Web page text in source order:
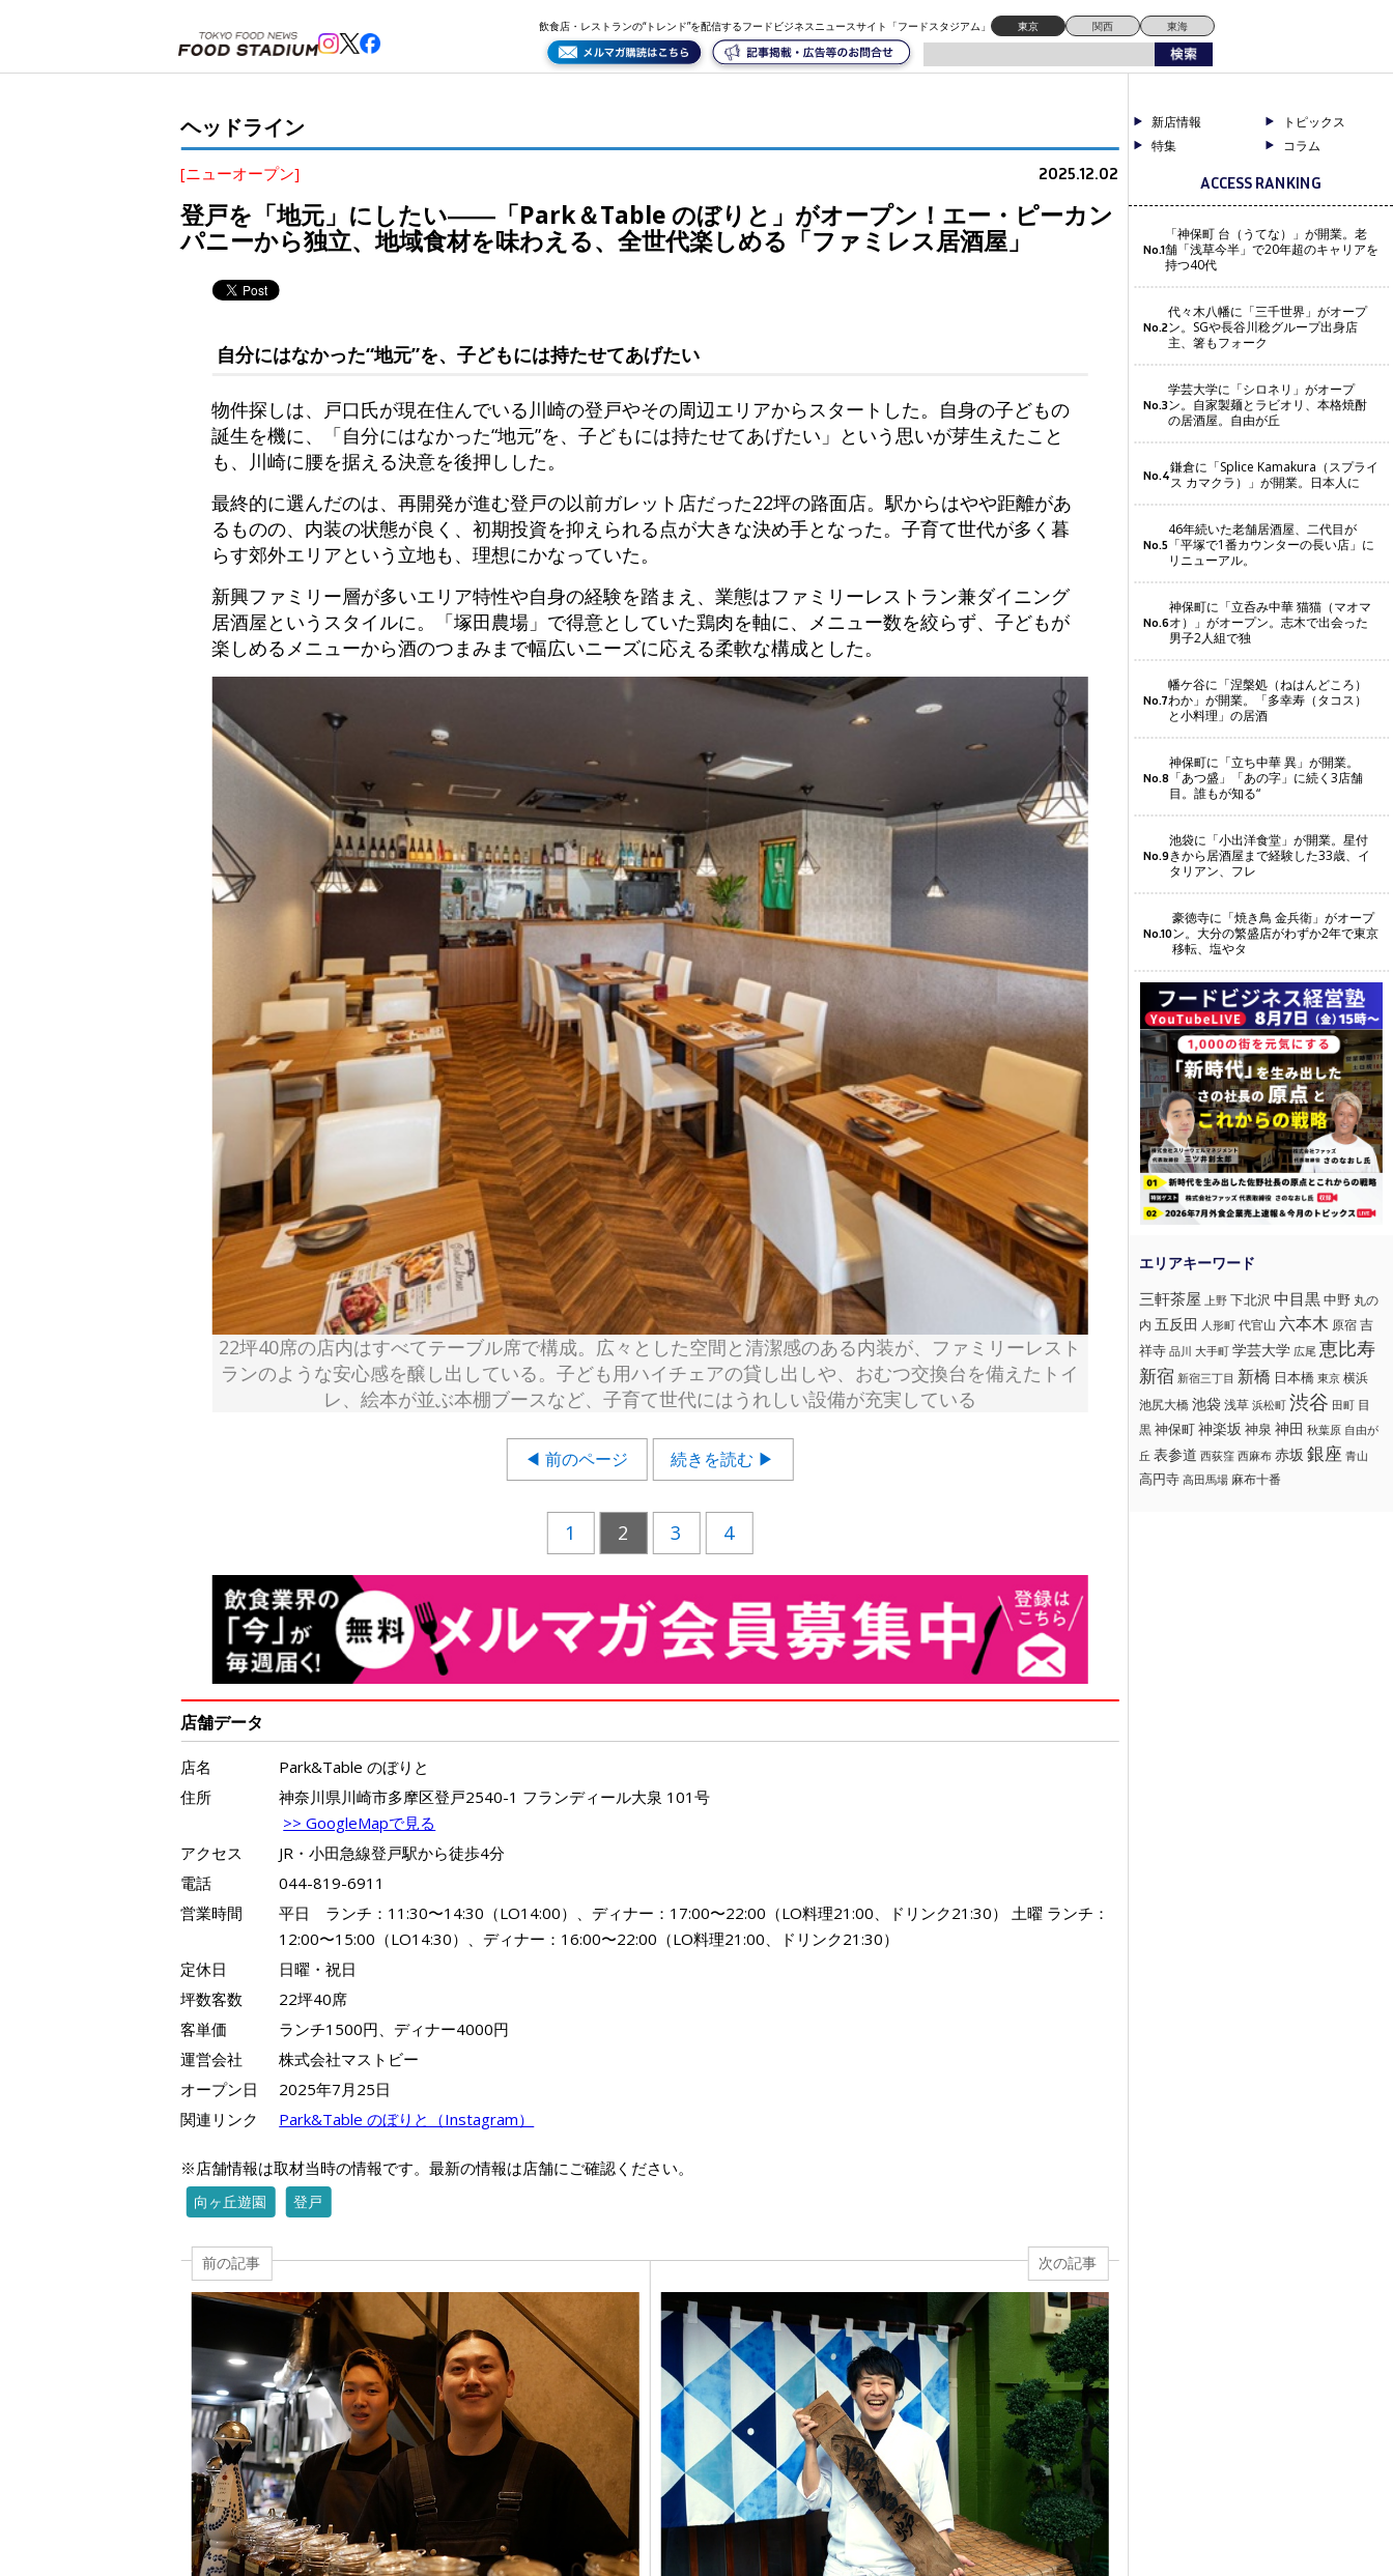
飲食店・レストランの“トレンド”を配信するフードビジネスニュースサイト「フードスタジアム」 東京 関西 東海
ヘッドライン
[ニューオープン] 2025.12.02
登戸を「地元」にしたい――「Park＆Table のぼりと」がオープン！エー・ピーカン
パニーから独立、地域食材を味わえる、全世代楽しめる「ファミレス居酒屋」
自分にはなかった“地元”を、子どもには持たせてあげたい
物件探しは、戸口氏が現在住んでいる川崎の登戸やその周辺エリアからスタートした。自身の子どもの
誕生を機に、「自分にはなかった“地元”を、子どもには持たせてあげたい」という思いが芽生えたこと
も、川崎に腰を据える決意を後押しした。
最終的に選んだのは、再開発が進む登戸の以前ガレット店だった22坪の路面店。駅からはやや距離があ
るものの、内装の状態が良く、初期投資を抑えられる点が大きな決め手となった。子育て世代が多く暮
らす郊外エリアという立地も、理想にかなっていた。
新興ファミリー層が多いエリア特性や自身の経験を踏まえ、業態はファミリーレストラン兼ダイニング
居酒屋というスタイルに。「塚田農場」で得意としていた鶏肉を軸に、メニュー数を絞らず、子どもが
楽しめるメニューから酒のつまみまで幅広いニーズに応える柔軟な構成とした。
22坪40席の店内はすべてテーブル席で構成。広々とした空間と清潔感のある内装が、ファミリーレスト
ランのような安心感を醸し出している。子ども用ハイチェアの貸し出しや、おむつ交換台を備えたトイ
レ、絵本が並ぶ本棚ブースなど、子育て世代にはうれしい設備が充実している
◀ 前のページ 続きを読む ▶
1 2 3 4
店舗データ
店名
Park&Table のぼりと
住所
神奈川県川崎市多摩区登戸2540-1 フランディール大泉 101号
>> GoogleMapで見る
アクセス
JR・小田急線登戸駅から徒歩4分
電話
044-819-6911
営業時間
平日 ランチ：11:30〜14:30（LO14:00）、ディナー：17:00〜22:00（LO料理21:00、ドリンク21:30） 土曜 ランチ：
12:00〜15:00（LO14:30）、ディナー：16:00〜22:00（LO料理21:00、ドリンク21:30）
定休日
日曜・祝日
坪数客数
22坪40席
客単価
ランチ1500円、ディナー4000円
運営会社
株式会社マストビー
オープン日
2025年7月25日
関連リンク
Park&Table のぼりと（Instagram）
※店舗情報は取材当時の情報です。最新の情報は店舗にご確認ください。
向ヶ丘遊園 登戸
前の記事 次の記事
新店情報
トピックス
特集
コラム
ACCESS RANKING
No.1
「神保町 台（うてな）」が開業。老
舗「浅草今半」で20年超のキャリアを
持つ40代
No.2
代々木八幡に「三千世界」がオープ
ン。SGや長谷川稔グループ出身店
主、箸もフォーク
No.3
学芸大学に「シロネリ」がオープ
ン。自家製麺とラビオリ、本格焼酎
の居酒屋。自由が丘
No.4鎌倉に「Splice Kamakura（スプライ
ス カマクラ）」が開業。日本人に
No.5
46年続いた老舗居酒屋、二代目が
「平塚で1番カウンターの長い店」に
リニューアル。
No.6
神保町に「立呑み中華 猫猫（マオマ
オ）」がオープン。志木で出会った
男子2人組で独
No.7
幡ケ谷に「涅槃処（ねはんどころ）
わか」が開業。「多幸寿（タコス）
と小料理」の居酒
No.8
神保町に「立ち中華 異」が開業。
「あつ盛」「あの字」に続く3店舗
目。誰もが知る“
No.9
池袋に「小出洋食堂」が開業。星付
きから居酒屋まで経験した33歳、イ
タリアン、フレ
No.10
豪徳寺に「焼き鳥 金兵衛」がオープ
ン。大分の繁盛店がわずか2年で東京
移転、塩やタ
三軒茶屋 上野 下北沢 中目黒中野 丸の
内 五反田 人形町 代官山 六本木 原宿 吉
祥寺 品川 大手町 学芸大学 広尾 恵比寿
新宿 新宿三丁目 新橋 日本橋 東京 横浜
池尻大橋 池袋浅草 浜松町 渋谷 田町 目
黒神保町神楽坂 神泉 神田 秋葉原 自由が
丘 表参道 西荻窪 西麻布 赤坂 銀座 青山
高円寺 高田馬場 麻布十番